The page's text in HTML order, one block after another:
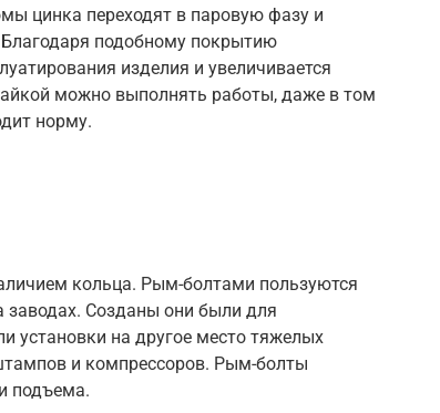
цинка переходят в паровую фазу и
подобному покрытию
изделия и увеличивается
можно выполнять работы, даже в том
норму.
кольца. Рым-болтами пользуются
заводах. Созданы они были для
установки на другое место тяжелых
и компрессоров. Рым-болты
подъема.